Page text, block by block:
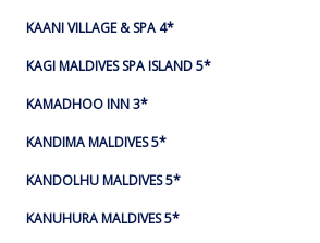
KAANI VILLAGE & SPA 4*
KAGI MALDIVES SPA ISLAND 5*
KAMADHOO INN 3*
KANDIMA MALDIVES 5*
KANDOLHU MALDIVES 5*
KANUHURA MALDIVES 5*